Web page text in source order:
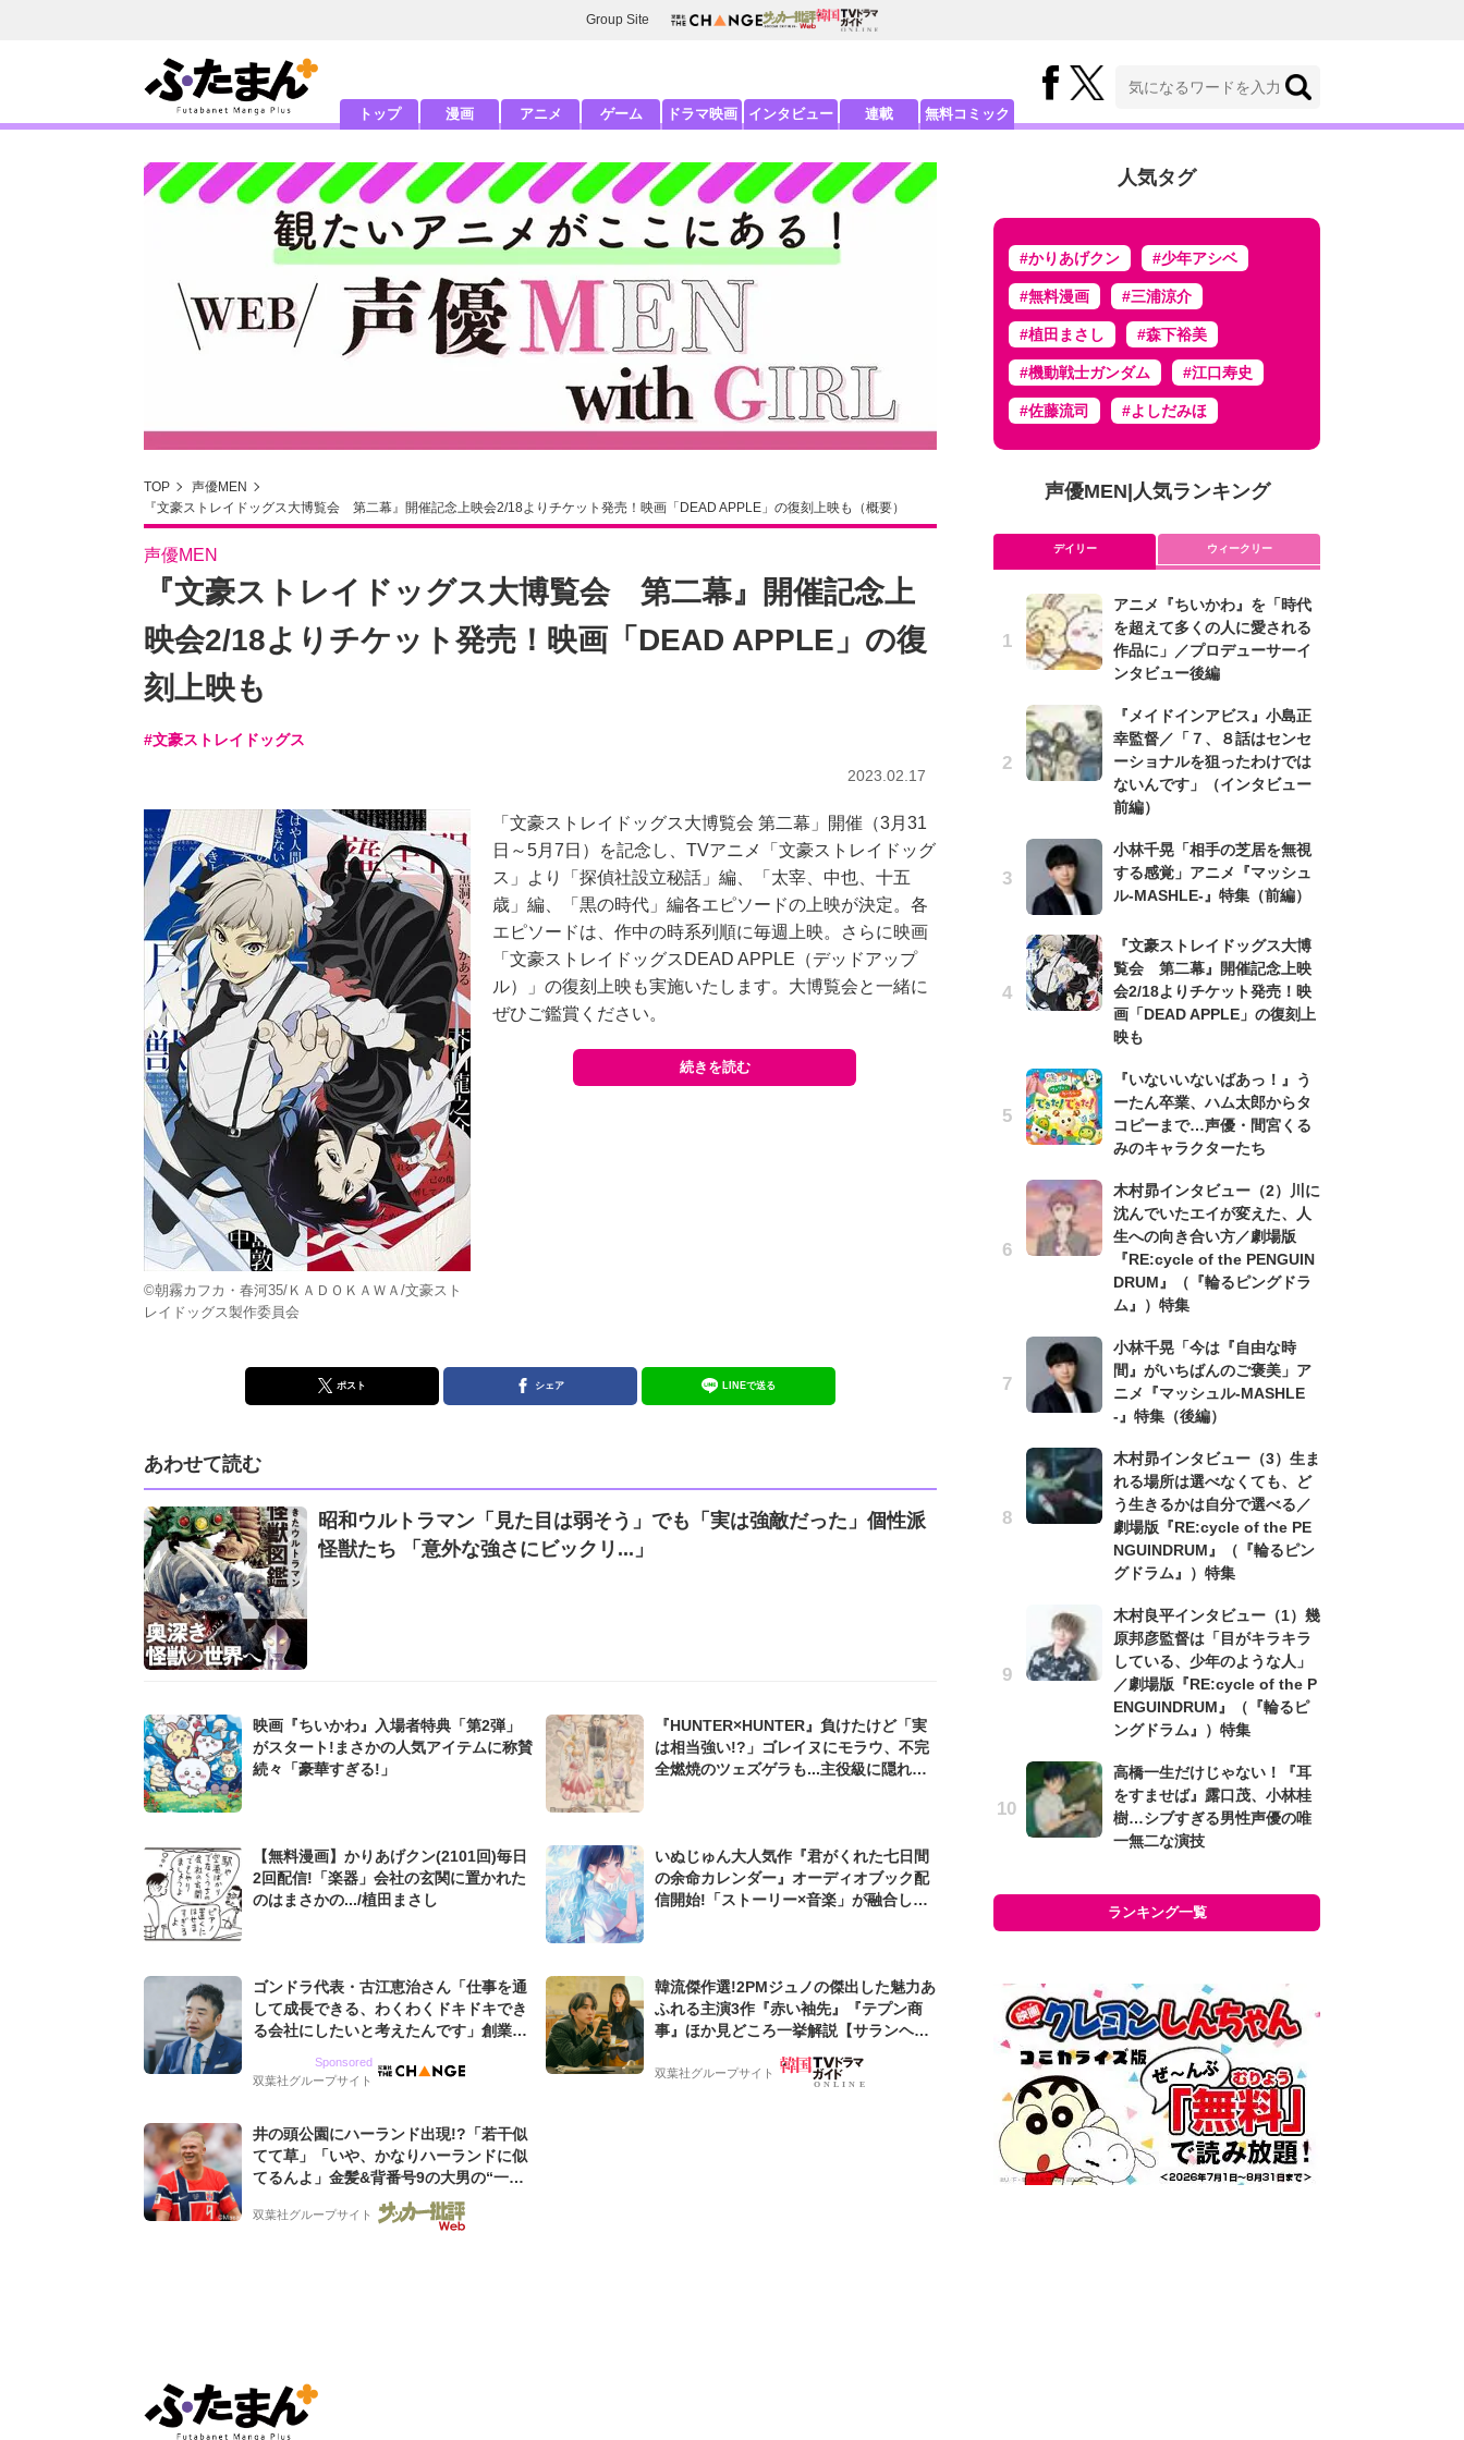
Group Site
トップ 漫画 アニメ ゲーム ドラマ映画 インタビュー 連載 無料コミック
TOP
声優MEN
『文豪ストレイドッグス大博覧会 第二幕』開催記念上映会2/18よりチケット発売！映画「DEAD APPLE」の復刻上映も（概要）
声優MEN
『文豪ストレイドッグス大博覧会 第二幕』開催記念上
映会2/18よりチケット発売！映画「DEAD APPLE」の復
刻上映も
#文豪ストレイドッグス
2023.02.17
©朝霧カフカ・春河35/ＫＡＤＯＫＡＷＡ/文豪スト
レイドッグス製作委員会
「文豪ストレイドッグス大博覧会 第二幕」開催（3月31
日～5月7日）を記念し、TVアニメ「文豪ストレイドッグ
ス」より「探偵社設立秘話」編、「太宰、中也、十五
歳」編、「黒の時代」編各エピソードの上映が決定。各
エピソードは、作中の時系列順に毎週上映。さらに映画
「文豪ストレイドッグスDEAD APPLE（デッドアップ
ル）」の復刻上映も実施いたします。大博覧会と一緒に
ぜひご鑑賞ください。
続きを読む
ポスト シェア LINEで送る
あわせて読む
昭和ウルトラマン「見た目は弱そう」でも「実は強敵だった」個性派
怪獣たち 「意外な強さにビックリ...」
映画『ちいかわ』入場者特典「第2弾」
がスタート!まさかの人気アイテムに称賛
続々「豪華すぎる!」
『HUNTER×HUNTER』負けたけど「実
は相当強い!?」ゴレイヌにモラウ、不完
全燃焼のツェズゲラも...主役級に隠れた
【無料漫画】かりあげクン(2101回)毎日
2回配信!「楽器」会社の玄関に置かれた
のはまさかの.../植田まさし
いぬじゅん大人気作『君がくれた七日間
の余命カレンダー』オーディオブック配
信開始!「ストーリー×音楽」が融合した
ゴンドラ代表・古江恵治さん「仕事を通
して成長できる、わくわくドキドキでき
る会社にしたいと考えたんです」創業来
グ会社のアイデンティティ
Sponsored
双葉社グループサイト
韓流傑作選!2PMジュノの傑出した魅力あ
ふれる主演3作『赤い袖先』『テプン商
事』ほか見どころ一挙解説【サランヘジ
双葉社グループサイト
井の頭公園にハーランド出現!?「若干似
てて草」「いや、かなりハーランドに似
てるんよ」金髪&背番号9の大男の“一人
バイキング・ロー”映像が話題!「元気を
もらった」
双葉社グループサイト
人気タグ
#かりあげクン #少年アシベ
#無料漫画 #三浦涼介
#植田まさし #森下裕美
#機動戦士ガンダム #江口寿史
#佐藤流司 #よしだみほ
声優MEN| 人気ランキング
デイリー ウィークリー
アニメ『ちいかわ』を「時代
を超えて多くの人に愛される
作品に」／プロデューサーイ
ンタビュー後編
『メイドインアビス』小島正
幸監督／「７、８話はセンセ
ーショナルを狙ったわけでは
ないんです」（インタビュー
前編）
小林千晃「相手の芝居を無視
する感覚」アニメ『マッシュ
ル-MASHLE-』特集（前編）
『文豪ストレイドッグス大博
覧会 第二幕』開催記念上映
会2/18よりチケット発売！映
画「DEAD APPLE」の復刻上
映も
『いないいないばあっ！』う
ーたん卒業、ハム太郎からタ
コピーまで…声優・間宮くる
みのキャラクターたち
木村昴インタビュー（2）川に
沈んでいたエイが変えた、人
生への向き合い方／劇場版
『RE:cycle of the PENGUIN
DRUM』（『輪るピングドラ
ム』）特集
小林千晃「今は『自由な時
間』がいちばんのご褒美」ア
ニメ『マッシュル-MASHLE
-』特集（後編）
木村昴インタビュー（3）生ま
れる場所は選べなくても、ど
う生きるかは自分で選べる／
劇場版『RE:cycle of the PE
NGUINDRUM』（『輪るピン
グドラム』）特集
木村良平インタビュー（1）幾
原邦彦監督は「目がキラキラ
している、少年のような人」
／劇場版『RE:cycle of the P
ENGUINDRUM』（『輪るピ
ングドラム』）特集
高橋一生だけじゃない！『耳
をすませば』露口茂、小林桂
樹…シブすぎる男性声優の唯
一無二な演技
ランキング一覧